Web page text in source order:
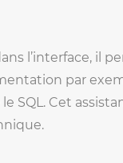
l’interface, il
par
le SQL. Cet